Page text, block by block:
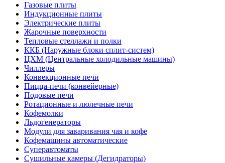
Газовые плиты
Индукционные плиты
Электрические плиты
Жарочные поверхности
Тепловые стеллажи и полки
ККБ (Наружные блоки сплит-систем)
ЦХМ (Центральные холодильные машины)
Чиллеры
Конвекционные печи
Пицца-печи (конвейерные)
Подовые печи
Ротационные и люлечные печи
Кофемолки
Льдогенераторы
Модули для заваривания чая и кофе
Кофемашины автоматические
Суперавтоматы
Сушильные камеры (Дегидраторы)